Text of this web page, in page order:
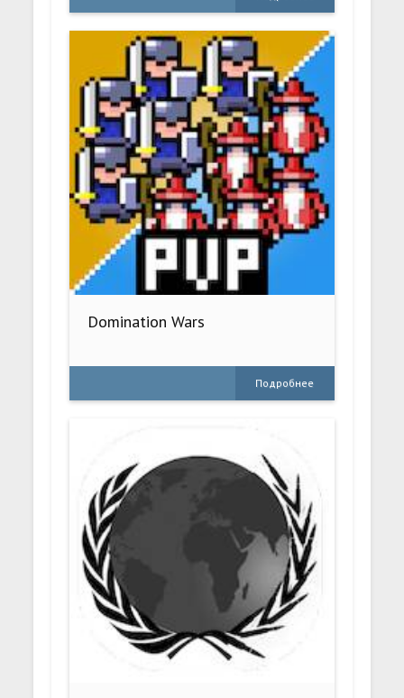
Domination Wars
Подробнее